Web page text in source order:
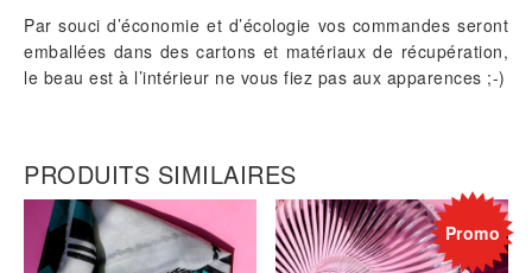
Par souci d’économie et d’écologie vos commandes seront
emballées dans des cartons et matériaux de récupération,
le beau est à l’intérieur ne vous fiez pas aux apparences ;-)
PRODUITS SIMILAIRES
Promo